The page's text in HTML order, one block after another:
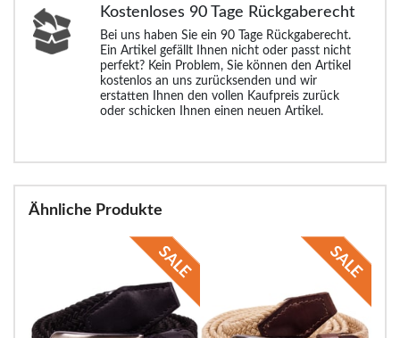
Kostenloses 90 Tage Rückgaberecht
Bei uns haben Sie ein 90 Tage Rückgaberecht.
Ein Artikel gefällt Ihnen nicht oder passt nicht
perfekt? Kein Problem, Sie können den Artikel
kostenlos an uns zurücksenden und wir
erstatten Ihnen den vollen Kaufpreis zurück
oder schicken Ihnen einen neuen Artikel.
Ähnliche Produkte